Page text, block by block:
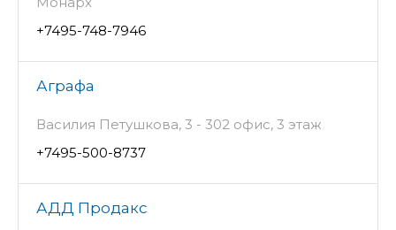
+7495-748-7946
Аграфа
Василия Петушкова, 3 - 302 офис, 3 этаж
+7495-500-8737
АДД Продакс